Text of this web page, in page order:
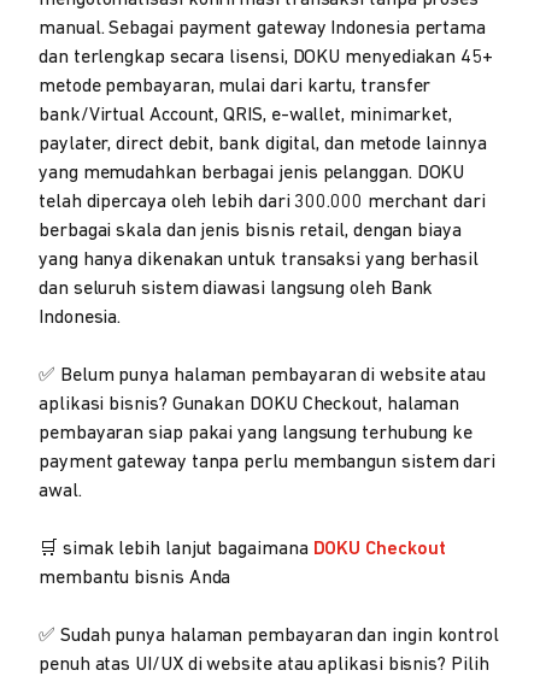
manual. Sebagai payment gateway Indonesia pertama
dan terlengkap secara lisensi, DOKU menyediakan 45+
metode pembayaran, mulai dari kartu, transfer
bank/Virtual Account, QRIS, e-wallet, minimarket,
paylater, direct debit, bank digital, dan metode lainnya
yang memudahkan berbagai jenis pelanggan. DOKU
telah dipercaya oleh lebih dari 300.000 merchant dari
berbagai skala dan jenis bisnis retail, dengan biaya
yang hanya dikenakan untuk transaksi yang berhasil
dan seluruh sistem diawasi langsung oleh Bank
Indonesia.
✅ Belum punya halaman pembayaran di website atau
aplikasi bisnis? Gunakan DOKU Checkout, halaman
pembayaran siap pakai yang langsung terhubung ke
payment gateway tanpa perlu membangun sistem dari
awal.
🛒 simak lebih lanjut bagaimana DOKU Checkout
membantu bisnis Anda
✅ Sudah punya halaman pembayaran dan ingin kontrol
penuh atas UI/UX di website atau aplikasi bisnis? Pilih